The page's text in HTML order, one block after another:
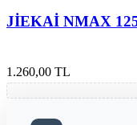
JİEKAİ NMAX
1.260,00 TL